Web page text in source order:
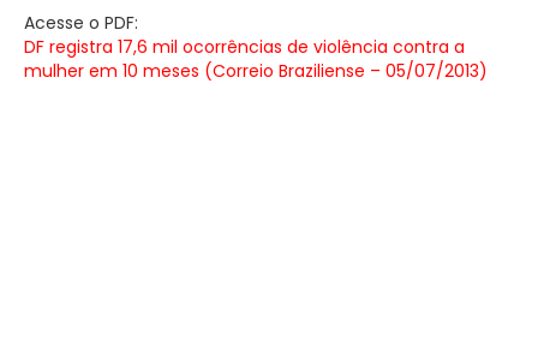
Acesse o PDF:
DF registra 17,6 mil ocorrências de violência contra a
mulher em 10 meses (Correio Braziliense – 05/07/2013)